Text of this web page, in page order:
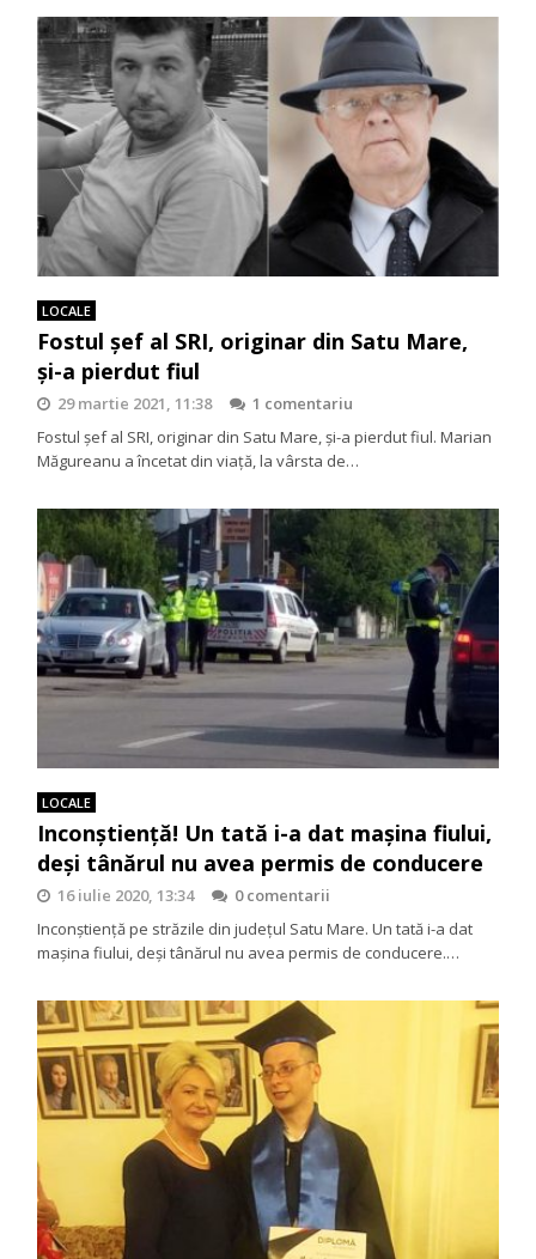
LOCALE
Fostul șef al SRI, originar din Satu Mare,
și-a pierdut fiul
29 martie 2021, 11:38
1 comentariu
Fostul șef al SRI, originar din Satu Mare, și-a pierdut fiul. Marian
Măgureanu a încetat din viaţă, la vârsta de…
LOCALE
Inconștiență! Un tată i-a dat mașina fiului,
deși tânărul nu avea permis de conducere
16 iulie 2020, 13:34
0 comentarii
Inconștiență pe străzile din județul Satu Mare. Un tată i-a dat
mașina fiului, deși tânărul nu avea permis de conducere.…